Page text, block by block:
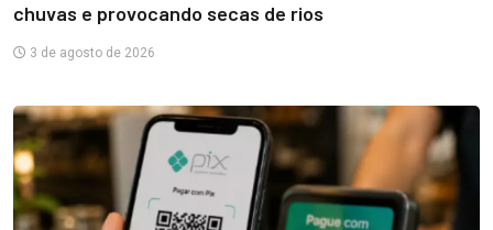
chuvas e provocando secas de rios
3 de agosto de 2026